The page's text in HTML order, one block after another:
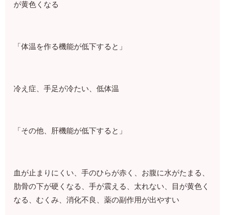
が黄色くなる
「体温を作る機能が低下すると」
冷え症、手足が冷たい、低体温
「その他、肝機能が低下すると」
血が止まりにくい、手のひらが赤く、お腹に水がたまる、
肋骨の下が硬くなる、手が震える、太れない、目が黄色く
なる、むくみ、消化不良、薬の副作用が出やすい